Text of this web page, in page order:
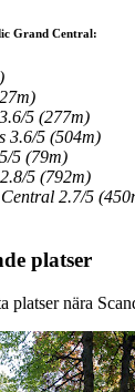
Grand Central:
3.6/5 (277m)
3.6/5 (504m)
5 (79m)
2.8/5 (792m)
2.7/5
platser
platser nära